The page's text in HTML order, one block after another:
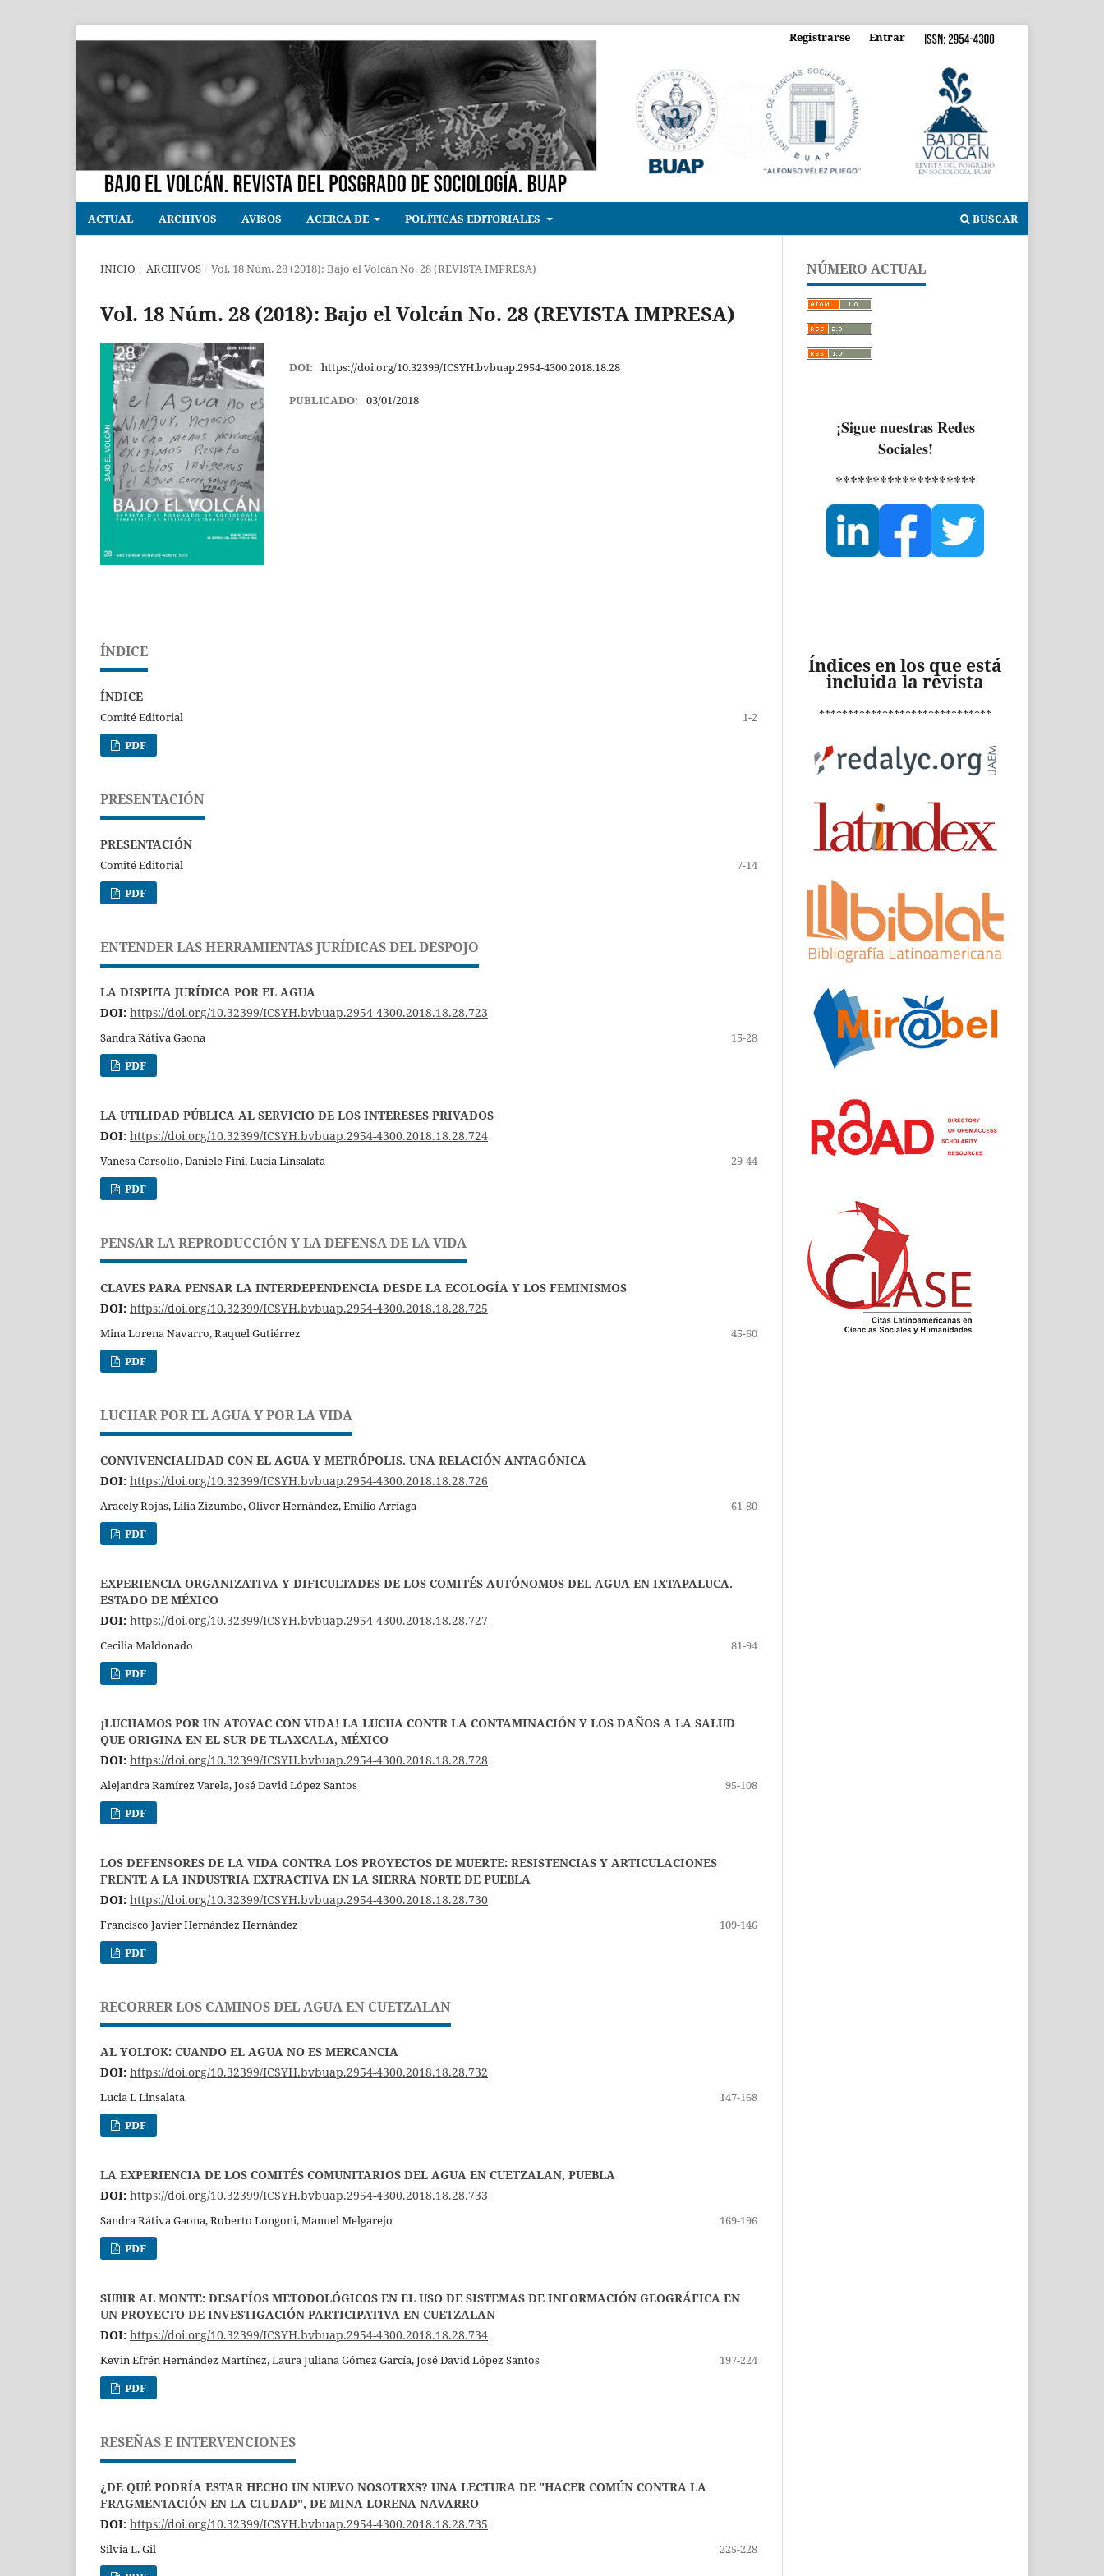
ACTUAL ARCHIVOS AVISOS ACERCA DE POLÍTICAS EDITORIALES BUSCAR
Registrarse Entrar
INICIO / ARCHIVOS / Vol. 18 Núm. 28 (2018): Bajo el Volcán No. 28 (REVISTA IMPRESA)
Vol. 18 Núm. 28 (2018): Bajo el Volcán No. 28 (REVISTA IMPRESA)
DOI: https://doi.org/10.32399/ICSYH.bvbuap.2954-4300.2018.18.28
PUBLICADO: 03/01/2018
ÍNDICE
ÍNDICE
Comité Editorial
1-2
PDF
PRESENTACIÓN
PRESENTACIÓN
Comité Editorial
7-14
PDF
ENTENDER LAS HERRAMIENTAS JURÍDICAS DEL DESPOJO
LA DISPUTA JURÍDICA POR EL AGUA
DOI: https://doi.org/10.32399/ICSYH.bvbuap.2954-4300.2018.18.28.723
Sandra Rátiva Gaona
15-28
PDF
LA UTILIDAD PÚBLICA AL SERVICIO DE LOS INTERESES PRIVADOS
DOI: https://doi.org/10.32399/ICSYH.bvbuap.2954-4300.2018.18.28.724
Vanesa Carsolio, Daniele Fini, Lucia Linsalata
29-44
PDF
PENSAR LA REPRODUCCIÓN Y LA DEFENSA DE LA VIDA
CLAVES PARA PENSAR LA INTERDEPENDENCIA DESDE LA ECOLOGÍA Y LOS FEMINISMOS
DOI: https://doi.org/10.32399/ICSYH.bvbuap.2954-4300.2018.18.28.725
Mina Lorena Navarro, Raquel Gutiérrez
45-60
PDF
LUCHAR POR EL AGUA Y POR LA VIDA
CONVIVENCIALIDAD CON EL AGUA Y METRÓPOLIS. UNA RELACIÓN ANTAGÓNICA
DOI: https://doi.org/10.32399/ICSYH.bvbuap.2954-4300.2018.18.28.726
Aracely Rojas, Lilia Zizumbo, Oliver Hernández, Emilio Arriaga
61-80
PDF
EXPERIENCIA ORGANIZATIVA Y DIFICULTADES DE LOS COMITÉS AUTÓNOMOS DEL AGUA EN IXTAPALUCA.
ESTADO DE MÉXICO
DOI: https://doi.org/10.32399/ICSYH.bvbuap.2954-4300.2018.18.28.727
Cecilia Maldonado
81-94
PDF
¡LUCHAMOS POR UN ATOYAC CON VIDA! LA LUCHA CONTR LA CONTAMINACIÓN Y LOS DAÑOS A LA SALUD
QUE ORIGINA EN EL SUR DE TLAXCALA, MÉXICO
DOI: https://doi.org/10.32399/ICSYH.bvbuap.2954-4300.2018.18.28.728
Alejandra Ramírez Varela, José David López Santos
95-108
PDF
LOS DEFENSORES DE LA VIDA CONTRA LOS PROYECTOS DE MUERTE: RESISTENCIAS Y ARTICULACIONES
FRENTE A LA INDUSTRIA EXTRACTIVA EN LA SIERRA NORTE DE PUEBLA
DOI: https://doi.org/10.32399/ICSYH.bvbuap.2954-4300.2018.18.28.730
Francisco Javier Hernández Hernández
109-146
PDF
RECORRER LOS CAMINOS DEL AGUA EN CUETZALAN
AL YOLTOK: CUANDO EL AGUA NO ES MERCANCIA
DOI: https://doi.org/10.32399/ICSYH.bvbuap.2954-4300.2018.18.28.732
Lucia L Linsalata
147-168
PDF
LA EXPERIENCIA DE LOS COMITÉS COMUNITARIOS DEL AGUA EN CUETZALAN, PUEBLA
DOI: https://doi.org/10.32399/ICSYH.bvbuap.2954-4300.2018.18.28.733
Sandra Rátiva Gaona, Roberto Longoni, Manuel Melgarejo
169-196
PDF
SUBIR AL MONTE: DESAFÍOS METODOLÓGICOS EN EL USO DE SISTEMAS DE INFORMACIÓN GEOGRÁFICA EN
UN PROYECTO DE INVESTIGACIÓN PARTICIPATIVA EN CUETZALAN
DOI: https://doi.org/10.32399/ICSYH.bvbuap.2954-4300.2018.18.28.734
Kevin Efrén Hernández Martínez, Laura Juliana Gómez García, José David López Santos
197-224
PDF
RESEÑAS E INTERVENCIONES
¿DE QUÉ PODRÍA ESTAR HECHO UN NUEVO NOSOTRXS? UNA LECTURA DE "HACER COMÚN CONTRA LA
FRAGMENTACIÓN EN LA CIUDAD", DE MINA LORENA NAVARRO
DOI: https://doi.org/10.32399/ICSYH.bvbuap.2954-4300.2018.18.28.735
Silvia L. Gil
225-228
NÚMERO ACTUAL
¡Sigue nuestras Redes
Sociales!
*******************
Índices en los que está
incluida la revista
******************************